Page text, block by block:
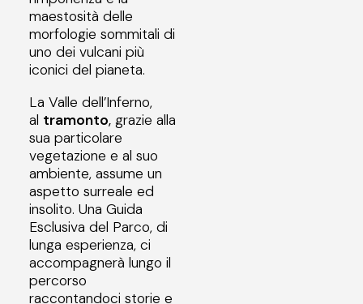
maestosità delle
morfologie sommitali di
uno dei vulcani più
iconici del pianeta.
La Valle dell’Inferno,
al tramonto, grazie alla
sua particolare
vegetazione e al suo
ambiente, assume un
aspetto surreale ed
insolito. Una Guida
Esclusiva del Parco, di
lunga esperienza, ci
accompagnerà lungo il
percorso
raccontandoci storie e